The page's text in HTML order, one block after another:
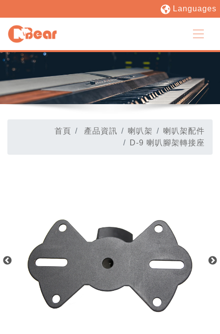
Languages
首頁 產品資訊 喇叭架
喇叭架配件
D-9 喇叭腳架轉接座